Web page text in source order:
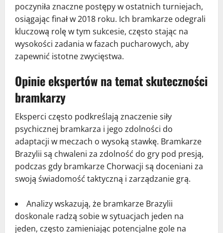
poczyniła znaczne postępy w ostatnich turniejach,
osiągając finał w 2018 roku. Ich bramkarze odegrali
kluczową rolę w tym sukcesie, często stając na
wysokości zadania w fazach pucharowych, aby
zapewnić istotne zwycięstwa.
Opinie ekspertów na temat skuteczności
bramkarzy
Eksperci często podkreślają znaczenie siły
psychicznej bramkarza i jego zdolności do
adaptacji w meczach o wysoką stawkę. Bramkarze
Brazylii są chwaleni za zdolność do gry pod presją,
podczas gdy bramkarze Chorwacji są doceniani za
swoją świadomość taktyczną i zarządzanie grą.
Analizy wskazują, że bramkarze Brazylii
doskonale radzą sobie w sytuacjach jeden na
jeden, często zamieniając potencjalne gole na